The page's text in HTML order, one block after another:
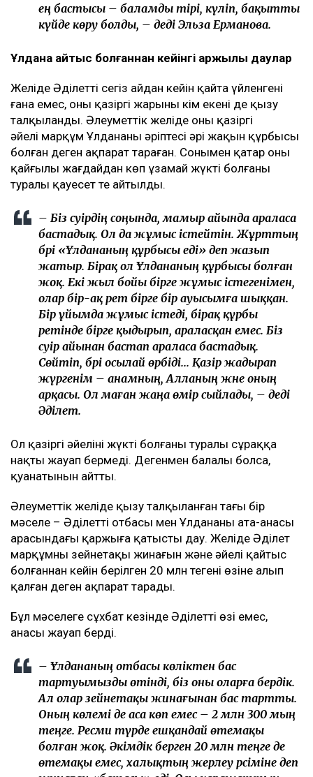
ең бастысы – баламды тірі, күліп, бақытты
күйде көру болды, – деді Эльза Ерманова.
Ұлдана қайтыс болғаннан кейінгі қаржылық даулар
Желіде Әділеттің сегіз айдан кейін қайта үйленгені
ғана емес, оның қазіргі жарының кім екені де қызу
талқыланды. Әлеуметтік желіде оның қазіргі
әйелі марқұм Ұлдананың әріптесі әрі жақын құрбысы
болған деген ақпарат тараған. Сонымен қатар оның
қайғылы жағдайдан көп ұзамай жүкті болғаны
туралы қауесет те айтылды.
– Біз сәуірдің соңында, мамыр айында араласа
бастадық. Ол да жұмыс істейтін. Жұрттың
бәрі «Ұлдананың құрбысы еді» деп жазып
жатыр. Бірақ ол Ұлдананың құрбысы болған
жоқ. Екі жыл бойы бірге жұмыс істегенімен,
олар бір-ақ рет бірге бір ауысымға шыққан.
Бір ұйымда жұмыс істеді, бірақ құрбы
ретінде бірге қыдырып, араласқан емес. Біз
сәуір айынан бастап араласа бастадық.
Сөйтіп, бәрі осылай өрбіді... Қазір жадырап
жүргенім – анамның, Алланың және оның
арқасы. Ол маған жаңа өмір сыйлады, – деді
Әділет.
Ол қазіргі әйелінің жүкті болғаны туралы сұраққа
нақты жауап бермеді. Дегенмен балалы болса,
қуанатынын айтты.
Әлеуметтік желіде қызу талқыланған тағы бір
мәселе – Әділеттің отбасы мен Ұлдананың ата-анасы
арасындағы қаржыға қатысты дау. Желіде Әділет
марқұмның зейнетақы жинағын және әйелі қайтыс
болғаннан кейін берілген 20 млн теңгені өзіне алып
қалған деген ақпарат тарады.
Бұл мәселеге сұхбат кезінде Әділеттің өзі емес,
анасы жауап берді.
– Ұлдананың отбасы көліктен бас
тартуымызды өтінді, біз оны оларға бердік.
Ал олар зейнетақы жинағынан бас тартты.
Оның көлемі де аса көп емес – 2 млн 300 мың
теңге. Ресми түрде ешқандай өтемақы
болған жоқ. Әкімдік берген 20 млн теңге де
өтемақы емес, халықтың жерлеу рәсіміне деп